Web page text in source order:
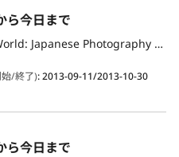
ら今日まで
Gazing at the Contemporary World: Japanese Photography from the 1970s to the Present
/終了):2013-09-11/2013-10-30
ら今日まで